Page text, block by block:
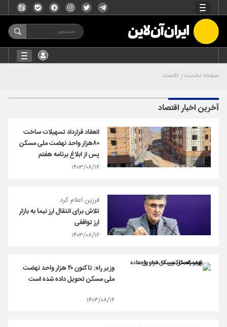
صفحه نخست اقتصاد
آخرین اخبار اقتصاد
انعقاد قرارداد تسهیلات ساخت
۸۰هزار واحد نهضت ملی مسکن
پس از ابلاغ برنامه هفتم
۱۴۰۳/۰۸/۱۶
فرزین اعلام کرد
تلاش برای انتقال ارز نیما به بازار
ارز توافقی
۱۴۰۳/۰۸/۱۶
وزیر راه: تاکنون ۲۰ هزار واحد نهضت
ملی مسکن تحویل داده شده است
۱۴۰۳/۰۸/۱۶